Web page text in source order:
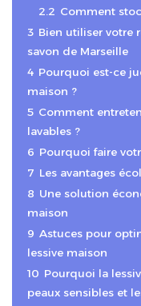
2.2 Comment
3 Bien utiliser votre
savon de Marseille
4 Pourquoi est-ce
maison ?
5 Comment
lavables ?
6 Pourquoi faire
7 Les avantages
8 Une solution
maison
9 Astuces pour
lessive maison
10 Pourquoi la
peaux sensibles et